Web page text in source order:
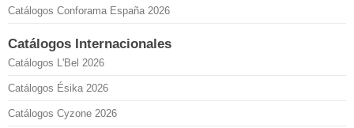
Catálogos Conforama España 2026
Catálogos Internacionales
Catálogos L'Bel 2026
Catálogos Ésika 2026
Catálogos Cyzone 2026